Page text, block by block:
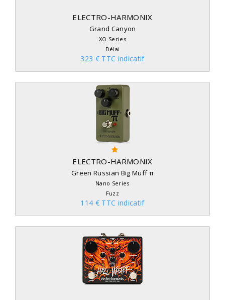
ELECTRO-HARMONIX
Grand Canyon
XO Series
Délai
323 € TTC indicatif
ELECTRO-HARMONIX
Green Russian Big Muff π
Nano Series
Fuzz
114 € TTC indicatif